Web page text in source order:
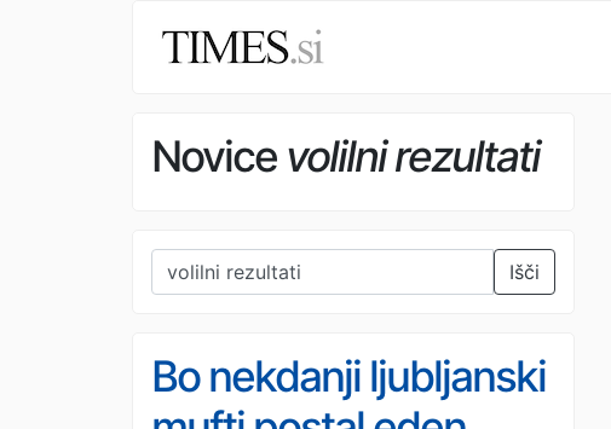
Novice volilni rezultati
Išči
Bo nekdanji ljubljanski